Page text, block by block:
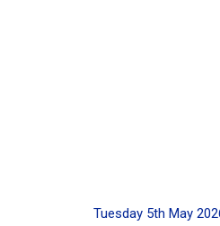
Tuesday 5th May